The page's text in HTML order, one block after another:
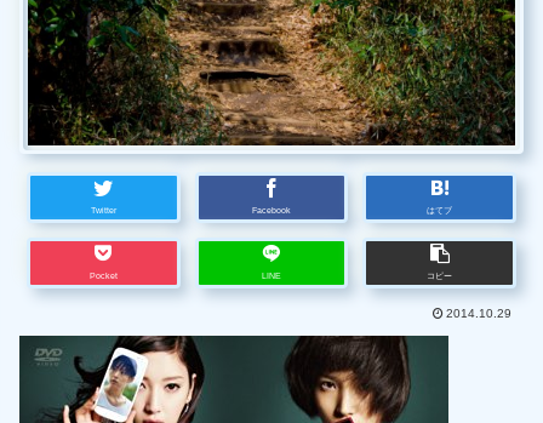
Twitter Facebook はてブ
Pocket LINE コピー
2014.10.29